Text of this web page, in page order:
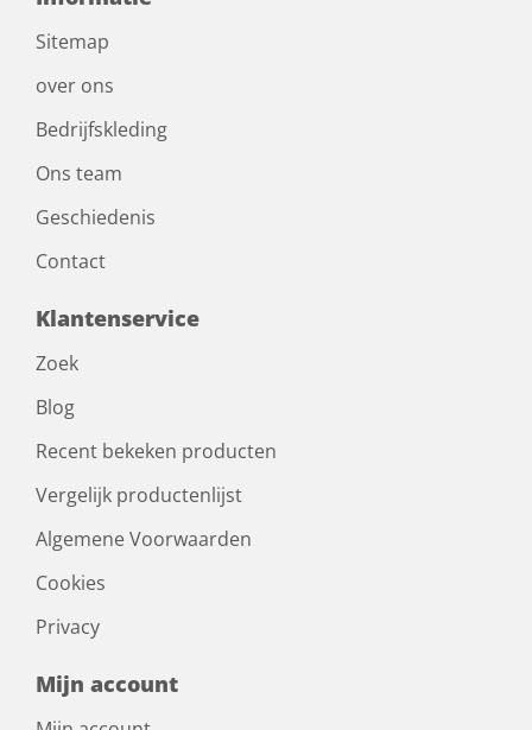
Sitemap
over ons
Bedrijfskleding
Ons team
Geschiedenis
Contact
Klantenservice
Zoek
Blog
Recent bekeken producten
Vergelijk productenlijst
Algemene Voorwaarden
Cookies
Privacy
Mijn account